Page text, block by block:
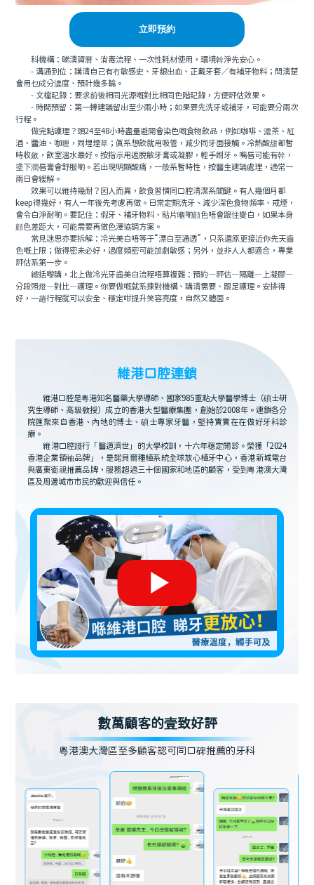
立即預約
科機構：睇清資曆、消毒流程、一次性耗材使用，環境幹淨先安心。
- 溝通到位：講清自己有冇敏感史、牙龈出血、正戴牙套／有補牙物料；問清楚
會用乜成分濃度、預計幾多輪。
- 文檔記錄：要求前後相同光源嘅對比相同色階記錄，方便評估效果。
- 時間預留：第一轉建議留出至少兩小時；如果要先洗牙或補牙，可能要分兩次
行程。
做完點護理？頭24至48小時盡量避開會染色嘅食物飲品，例如咖啡、濃茶、紅
酒、醬油、咖喱，同埋煙草；真系想飲就用吸管，減少同牙面接觸。冷熱酸甜都暫
時收斂，飲室溫水最好。按指示用返脫敏牙膏或凝膠，輕手刷牙。嘴唇可能有幹，
塗下潤唇膏會舒服啲。若出現明顯酸痛，一般系暫時性，按醫生建議處理，通常一
兩日會緩解。
效果可以維持幾耐？因人而異，飲食習慣同口腔清潔系關鍵。有人幾個月都
keep得幾好，有人一年後先考慮再做。日常定期洗牙、減少深色食物頻率、戒煙，
會令白淨耐啲。要記住：假牙、補牙物料、貼片嗰啲顔色唔會跟住變白，如果本身
顔色差距大，可能需要再做色澤協調方案。
常見迷思亦要拆解：冷光美白唔等于“漂白至通透”，只系還原更接近你先天齒
色嘅上限；做得密未必好，過度頻密可能加劇敏感；另外，並非人人都適合，專業
評估系第一步。
總括嚟講，北上做冷光牙齒美白流程唔算複雜：預約—評估—隔離—上凝膠—
分段照燈—對比—護理。你要做嘅就系揀對機構、講清需要、跟足護理。安排得
好，一趟行程就可以安全、穩定咁提升笑容亮度，自然又體面。
維港口腔連鎖
維港口腔是粵港知名醫藥大學導師、國家985重點大學醫學博士（碩士研
究生導師、高級教授）成立的香港大型醫療集團，創始於2008年。連鎖各分
院匯聚來自香港、內地的博士、碩士專家牙醫，堅持實實在在做好牙科診
療。
維港口腔踐行「醫道濟世」的大學校訓，十六年穩定開診。榮獲「2024
香港企業領袖品牌」，是諾貝爾種植系統全球放心植牙中心，香港新城電台
與廣東衛視推薦品牌，服務超過三十個國家和地區的顧客，受到粵港澳大灣
區及周邊城市市民的歡迎與信任。
數萬顧客的壹致好評
粵港澳大灣區至多顧客認可同口碑推薦的牙科